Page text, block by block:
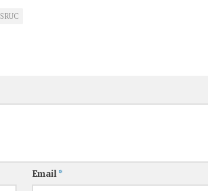
SRUC
Email *